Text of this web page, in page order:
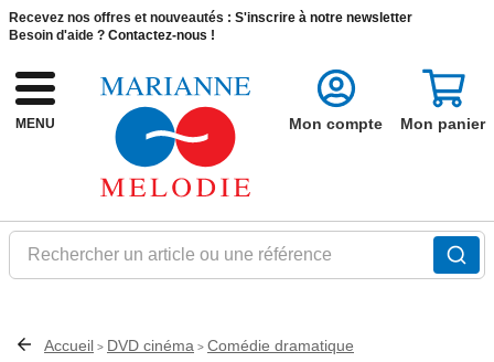
Recevez nos offres et nouveautés : S'inscrire à notre newsletter
Besoin d'aide ? Contactez-nous !
MENU
Rechercher un article ou une référence
Mon compte Mon panier
Accueil > DVD cinéma > Comédie dramatique